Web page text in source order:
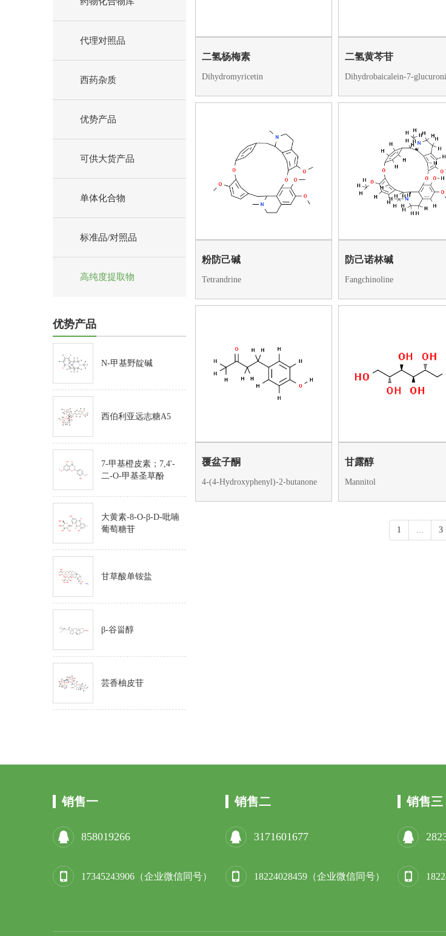
代理对照品
西药杂质
优势产品
可供大货产品
单体化合物
标准品/对照品
高纯度提取物
优势产品
N-甲基野靛碱
西伯利亚远志糖A5
7-甲基橙皮素；7,4'-
二-O-甲基圣草酚
大黄素-8-O-β-D-吡喃
葡萄糖苷
甘草酸单铵盐
β-谷甾醇
芸香柚皮苷
二氢杨梅素
Dihydromyricetin
二氢黄芩苷
Dihydrobaicalein-7-
粉防己碱
Tetrandrine
防己诺林碱
Fangchinoline
覆盆子酮
4-(4-Hydroxyphenyl)-2-butanone
甘露醇
Mannitol
1 3
销售一
858019266
17345243906（企业微信同号）
销售二
3171601677
18224028459（企业微信同号）
销售三